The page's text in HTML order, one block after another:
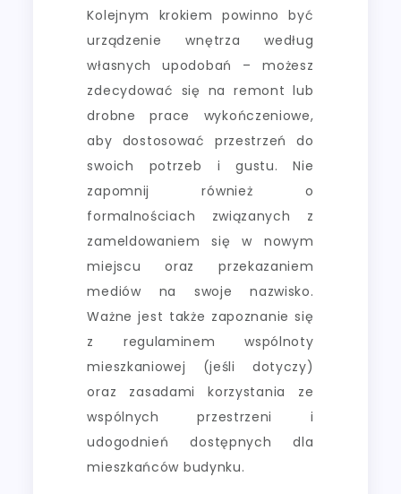
Kolejnym krokiem powinno być
urządzenie wnętrza według
własnych upodobań – możesz
zdecydować się na remont lub
drobne prace wykończeniowe,
aby dostosować przestrzeń do
swoich potrzeb i gustu. Nie
zapomnij również o
formalnościach związanych z
zameldowaniem się w nowym
miejscu oraz przekazaniem
mediów na swoje nazwisko.
Ważne jest także zapoznanie się
z regulaminem wspólnoty
mieszkaniowej (jeśli dotyczy)
oraz zasadami korzystania ze
wspólnych przestrzeni i
udogodnień dostępnych dla
mieszkańców budynku.